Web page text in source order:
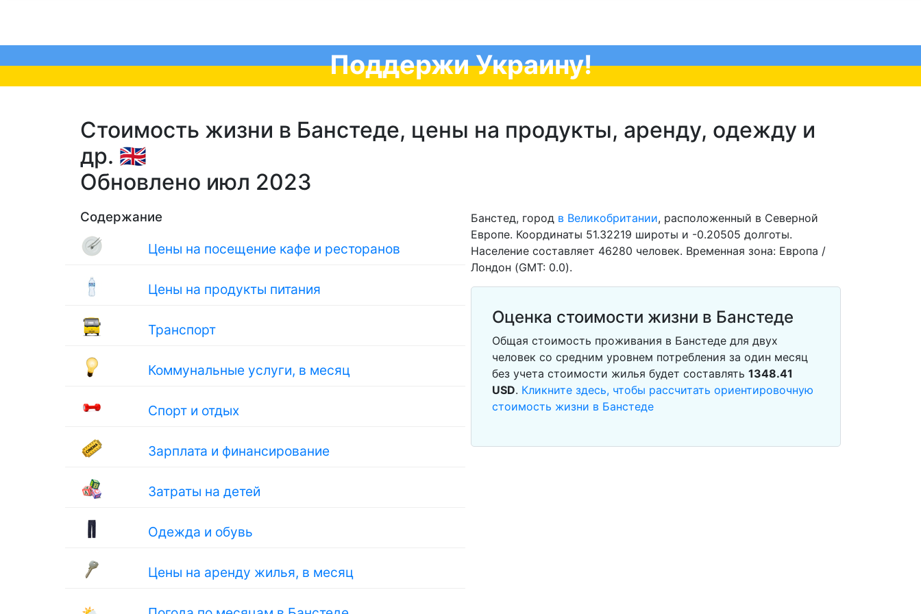
Поддержи Украину!
Стоимость жизни в Банстеде, цены на продукты, аренду, одежду и
др. 🇬🇧
Обновлено июл 2023
Содержание
Цены на посещение кафе и ресторанов
Цены на продукты питания
Транспорт
Коммунальные услуги, в месяц
Спорт и отдых
Зарплата и финансирование
Затраты на детей
Одежда и обувь
Цены на аренду жилья, в месяц
Банстед, город в Великобритании, расположенный в Северной
Европе. Координаты 51.32219 широты и -0.20505 долготы.
Население составляет 46280 человек. Временная зона: Европа /
Лондон (GMT: 0.0).
Оценка стоимости жизни в Банстеде
Общая стоимость проживания в Банстеде для двух
человек со средним уровнем потребления за один месяц
без учета стоимости жилья будет составлять 1348.41
USD. Кликните здесь, чтобы рассчитать ориентировочную
стоимость жизни в Банстеде